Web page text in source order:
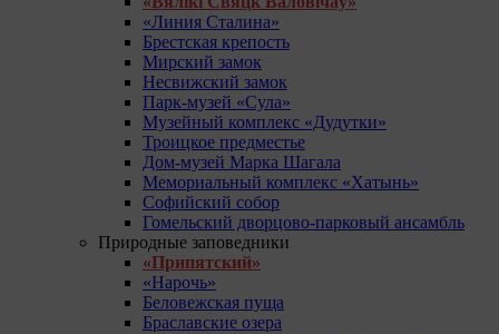
«Линия Сталина»
Брестская крепость
Мирский замок
Несвижский замок
Парк-музей «Сула»
Музейный комплекс «Дудутки»
Троицкое предместье
Дом-музей Марка Шагала
Мемориальный комплекс «Хатынь»
Софийский собор
Гомельский дворцово-парковый ансамбль
Природные заповедники
«Припятский»
«Нарочь»
Беловежская пуща
Браславские озера